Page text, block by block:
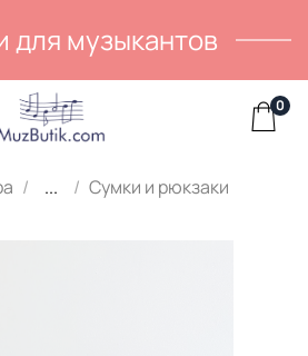
для музыкантов
0
... Сумки и рюкзаки